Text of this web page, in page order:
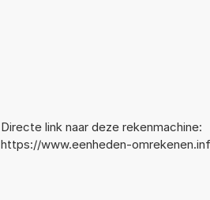
Directe link naar deze rekenmachine:
https://www.eenheden-